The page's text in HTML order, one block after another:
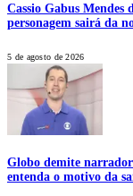
Cassio Gabus
personagem sairá da
5 de agosto de 2026
Globo demite
entenda o motivo da